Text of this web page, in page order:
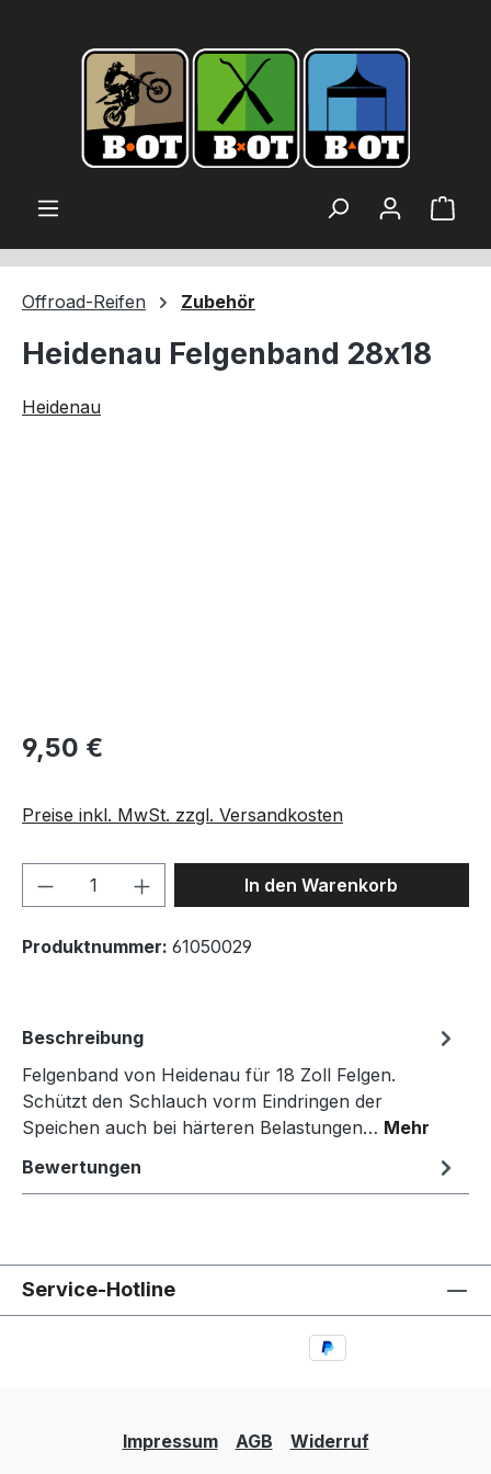
Offroad-Reifen Zubehör
Heidenau Felgenband 28x18
Heidenau
9,50 €
Preise inkl. MwSt. zzgl. Versandkosten
Produkt Anzahl: Gib denIn den Warenkorb
Produktnummer: 61050029
Beschreibung
Felgenband von Heidenau für 18 Zoll Felgen.
Schützt den Schlauch vorm Eindringen der
Speichen auch bei härteren Belastungen… Mehr
Bewertungen
Service-Hotline
Impressum AGB Widerruf